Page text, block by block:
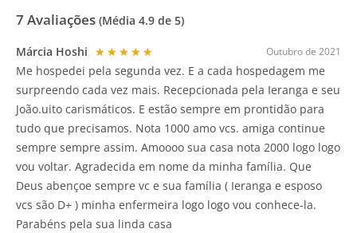
7 Avaliações (Média 4.9 de 5)
Outubro de 2021
Márcia Hoshi ★★★★★
Me hospedei pela segunda vez. E a cada hospedagem me
surpreendo cada vez mais. Recepcionada pela Ieranga e seu
João.uito carismáticos. E estão sempre em prontidão para
tudo que precisamos. Nota 1000 amo vcs. amiga continue
sempre sempre assim. Amoooo sua casa nota 2000 logo logo
vou voltar. Agradecida em nome da minha família. Que
Deus abençoe sempre vc e sua família ( Ieranga e esposo
vcs são D+ ) minha enfermeira logo logo vou conhece-la.
Parabéns pela sua linda casa